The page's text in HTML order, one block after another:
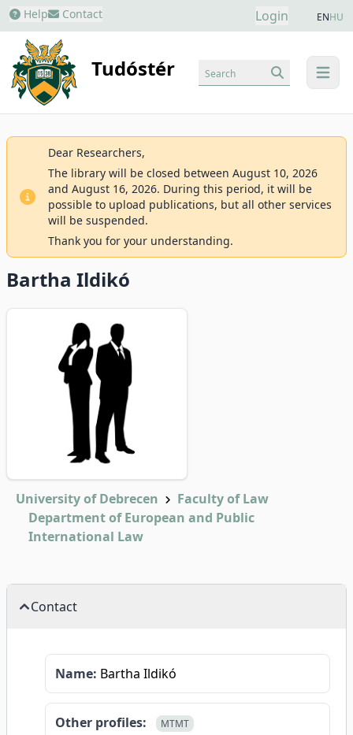
Help Contact Login ENHU
Tudóstér menu
Search
Dear Researchers,
The library will be closed between August 10, 2026
and August 16, 2026. During this period, it will be
possible to upload publications, but all other services
will be suspended.
Thank you for your understanding.
Bartha Ildikó
University of Debrecen
Faculty of Law
Department of European and Public
International Law
Contact
Name: Bartha Ildikó
Other profiles: MTMT